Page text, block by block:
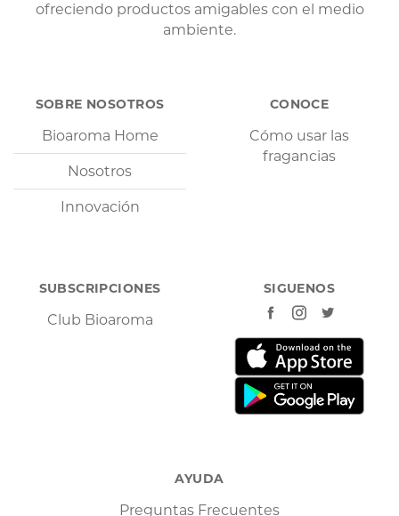
ofreciendo productos amigables con el medio
ambiente.
SOBRE NOSOTROS
Bioaroma Home
Nosotros
Innovación
CONOCE
Cómo usar las
fragancias
SUBSCRIPCIONES
Club Bioaroma
AYUDA
Preguntas Frecuentes
SIGUENOS